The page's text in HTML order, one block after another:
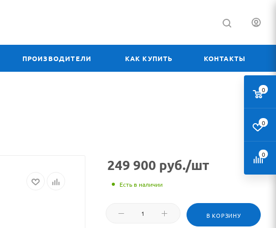
ПРОИЗВОДИТЕЛИ КАК КУПИТЬ КОНТАКТЫ
249 900 руб./шт
Есть в наличии
В КОРЗИНУ
0
0
0